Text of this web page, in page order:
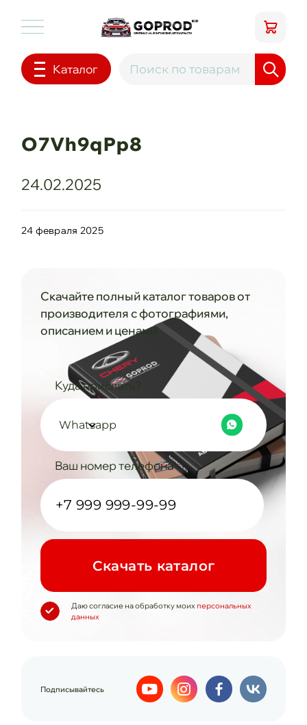
Каталог
O7Vh9qPp8
24.02.2025
24 февраля 2025
Скачайте полный каталог товаров от
производителя с фотографиями,
описанием и ценами
Куда прислать?
Whatsapp
Ваш номер телефона
Cкачать каталог
Даю согласие на обработку моих персональных
данных
Подписывайтесь